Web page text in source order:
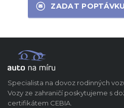
ZADAT
Specialista na dovoz rodinných
Vozy ze zahraničí poskytujeme s
certifikátem CEBIA.